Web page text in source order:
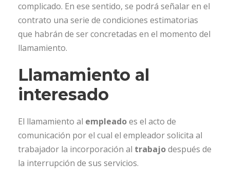
complicado. En ese sentido, se podrá señalar en el
contrato una serie de condiciones estimatorias
que habrán de ser concretadas en el momento del
llamamiento.
Llamamiento al
interesado
El llamamiento al empleadoes el acto de
comunicación por el cual el empleador solicita al
trabajador la incorporación al trabajodespués de
la interrupción de sus servicios.